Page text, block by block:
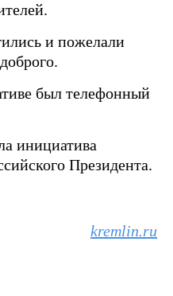
и пожелали
был телефонный
инициатива
Президента.
kremlin.ru